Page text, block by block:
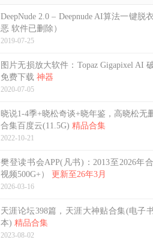
DeepNude 2.0 – Deepnude AI算法一键脱
恶 软件已删除）
2019-07-25
图片无损放大软件：Topaz Gigapixel AI
免费下载 神器
2020-07-05
晓说1-4季+晓松奇谈+晓年鉴，高晓松无
合集百度云(11.5G) 精品合集
2022-10-21
樊登读书会APP(凡书)：2013至2026年
视频500G+） 更新至26年3月
2026-03-16
天涯论坛398篇，天涯大神贴合集(电子
本) 精品合集
2023-08-02